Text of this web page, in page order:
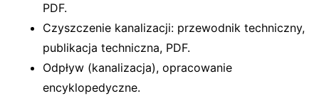
PDF.
Czyszczenie kanalizacji: przewodnik techniczny,
publikacja techniczna, PDF.
Odpływ (kanalizacja), opracowanie
encyklopedyczne.